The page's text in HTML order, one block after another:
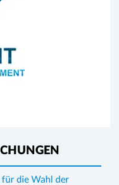
für die Wahl der